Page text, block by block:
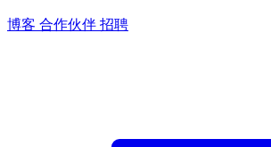
博客 合作伙伴 招聘